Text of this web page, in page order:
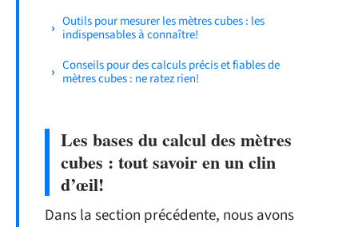
Outils pour mesurer les mètres cubes : les
indispensables à connaître!
Conseils pour des calculs précis et fiables de
mètres cubes : ne ratez rien!
Les bases du calcul des mètres
cubes : tout savoir en un clin
d’œil!
Dans la section précédente, nous avons